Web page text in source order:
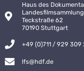
Haus des
Teckstraße 62
70190 Stuttgart
+49 (0)711 / 929 309
lfs@hdf.de